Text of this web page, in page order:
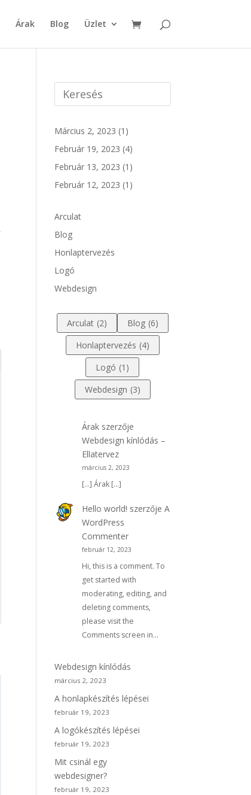
Árak Blog Üzlet
Március 2, 2023 (1)
Február 19, 2023 (4)
Február 13, 2023 (1)
Február 12, 2023 (1)
Arculat
Blog
Honlaptervezés
Logó
Webdesign
Arculat (2) Blog (6)
Honlaptervezés (4)
Logó (1)
Webdesign (3)
Árakszerzője
Webdesign kínlódás –
Ellatervez
március 2, 2023
[…] Árak […]
Hello world! szerzője A
WordPress
Commenter
február 12, 2023
Hi, this is a comment. To
get started with
moderating, editing, and
deleting comments,
please visit the
Comments screen in…
Webdesign kínlódás
március 2, 2023
A honlapkészítés lépései
február 19, 2023
A logókészítés lépései
február 19, 2023
Mit csinál egy
webdesigner?
február 19, 2023